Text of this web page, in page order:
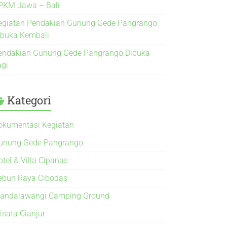
Jawa – Bali
Pendakian Gunung Gede Pangrango
Kembali
Gunung Gede Pangrango Dibuka
Kategori
Kegiatan
Gede Pangrango
& Villa Cipanas
Raya Cibodas
Camping Ground
Cianjur